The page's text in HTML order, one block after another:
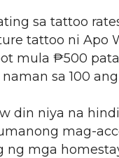
sa tattoo
tattoo ni Apo
mula ₱500
sa 100
din niya na
mag-
ng mga